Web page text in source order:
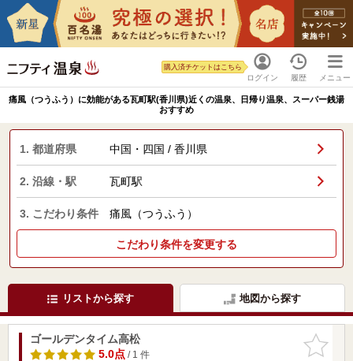
ログイン
購入済チケットはこちら
履歴 メニュー
痛風（つうふう）に効能がある瓦町駅(香川県)近くの温泉、日帰り温泉、スーパー銭湯
おすすめ
1. 都道府県 中国・四国 / 香川県
2. 沿線・駅 瓦町駅
3. こだわり条件 痛風（つうふう）
こだわり条件を変更する
リストから探す 地図から探す
お気に入
りに追加
ゴールデンタイム高松
5.0点/ 1 件